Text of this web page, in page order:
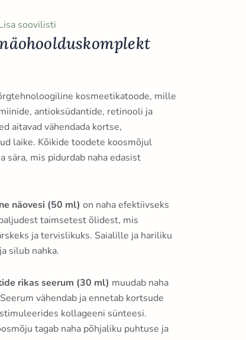
soovilisti
kosmeetikatoode, mille
antioksüdantide, retinooli ja
aitavad vähendada kortse,
laike. Kõikide toodete koosmõjul
sära, mis pidurdab naha edasist
näovesi (50 ml) on naha efektiivseks
taimsetest õlidest, mis
ja tervislikuks. Saialille ja hariliku
silub nahka.
rikas seerum (30 ml) muudab naha
vähendab ja ennetab kortsude
kollageeni sünteesi.
tagab naha põhjaliku puhtuse ja